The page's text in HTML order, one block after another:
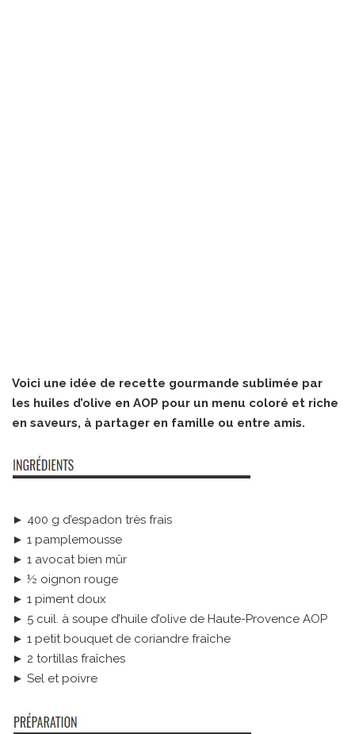
Voici une idée de recette gourmande sublimée par
les huiles d’olive en AOP pour un menu coloré et riche
en saveurs, à partager en famille ou entre amis.
► 400 g d’espadon très frais
► 1 pamplemousse
► 1 avocat bien mûr
► ½ oignon rouge
► 1 piment doux
► 5 cuil. à soupe d’huile d’olive de Haute-Provence AOP
► 1 petit bouquet de coriandre fraîche
► 2 tortillas fraîches
► Sel et poivre